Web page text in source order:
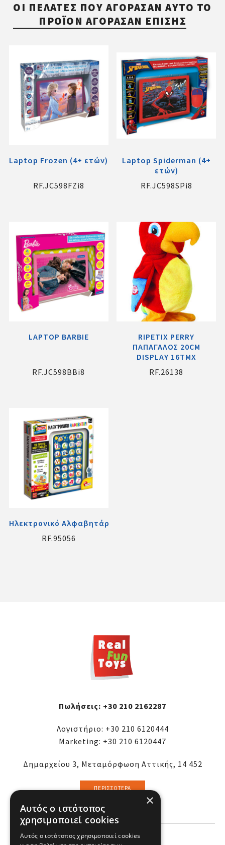
ΟΙ ΠΕΛΆΤΕΣ ΠΟΥ ΑΓΌΡΑΣΑΝ ΑΥΤΌ ΤΟ
ΠΡΟΪΌΝ ΑΓΌΡΑΣΑΝ ΕΠΊΣΗΣ
Laptop Frozen (4+ ετών)
RF.JC598FZi8
Laptop Spiderman (4+
ετών)
RF.JC598SPi8
LAPTOP BARBIE
RF.JC598BBi8
RIPETIX PERRY
ΠΑΠΑΓΑΛΟΣ 20CM
DISPLAY 16ΤΜΧ
RF.26138
Ηλεκτρονικό Αλφαβητάρι Μοντεσσορι
RF.95056
Πωλήσεις: +30 210 2162287
Λογιστήριο: +30 210 6120444
Marketing: +30 210 6120447
Δημαρχείου 3, Μεταμόρφωση Αττικής, 14 452
ΠΕΡΙΣΣΌΤΕΡΑ
ΕΜΕΙΣ
×
Αυτός ο ιστότοπος
χρησιμοποιεί cookies
Αυτός ο ιστότοπος χρησιμοποιεί cookies